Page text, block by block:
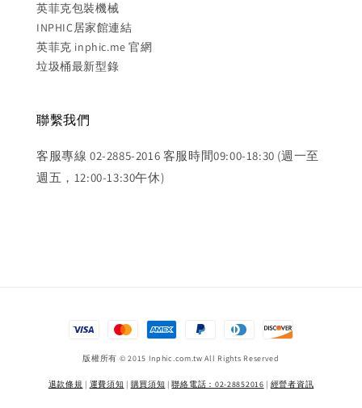
英菲克包裝機械
INPHIC居家館連結
英菲克 inphic.me 官網
垃圾桶最新型錄
聯繫我們
客服專線 02-2885-2016 客服時間09:00-18:30 (週一至
週五，12:00-13:30午休)
版權所有 © 2015 Inphic.com.tw All Rights Reserved
退款條規 | 運費須知 | 購買須知 |聯絡電話：02-28852016 | 經營者資訊